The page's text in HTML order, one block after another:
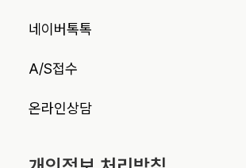
네이버톡톡
A/S접수
온라인상담